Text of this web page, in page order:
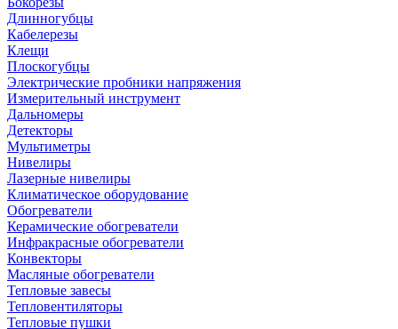
Длинногубцы
Кабелерезы
Клещи
Плоскогубцы
Электрические пробники напряжения
Измерительный инструмент
Дальномеры
Детекторы
Мультиметры
Нивелиры
Лазерные нивелиры
Климатическое оборудование
Обогреватели
Керамические обогреватели
Инфракрасные обогреватели
Конвекторы
Масляные обогреватели
Тепловые завесы
Тепловентиляторы
Тепловые пушки